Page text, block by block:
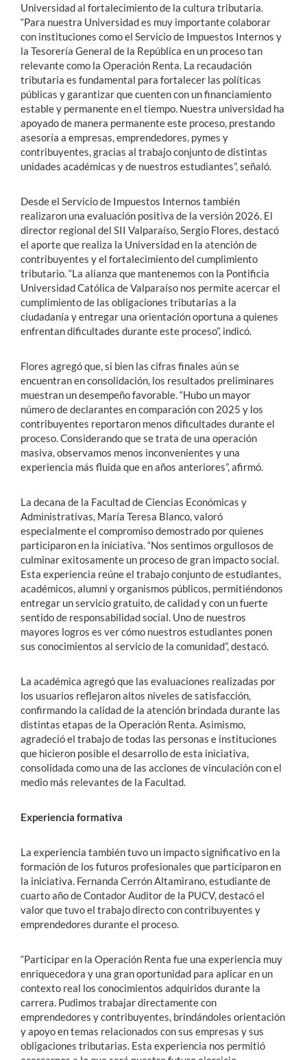
Universidad al fortalecimiento de la cultura tributaria.
“Para nuestra Universidad es muy importante colaborar
con instituciones como el Servicio de Impuestos Internos y
la Tesorería General de la República en un proceso tan
relevante como la Operación Renta. La recaudación
tributaria es fundamental para fortalecer las políticas
públicas y garantizar que cuenten con un financiamiento
estable y permanente en el tiempo. Nuestra universidad ha
apoyado de manera permanente este proceso, prestando
asesoría a empresas, emprendedores, pymes y
contribuyentes, gracias al trabajo conjunto de distintas
unidades académicas y de nuestros estudiantes”, señaló.
Desde el Servicio de Impuestos Internos también
realizaron una evaluación positiva de la versión 2026. El
director regional del SII Valparaíso, Sergio Flores, destacó
el aporte que realiza la Universidad en la atención de
contribuyentes y el fortalecimiento del cumplimiento
tributario. “La alianza que mantenemos con la Pontificia
Universidad Católica de Valparaíso nos permite acercar el
cumplimiento de las obligaciones tributarias a la
ciudadanía y entregar una orientación oportuna a quienes
enfrentan dificultades durante este proceso”, indicó.
Flores agregó que, si bien las cifras finales aún se
encuentran en consolidación, los resultados preliminares
muestran un desempeño favorable. “Hubo un mayor
número de declarantes en comparación con 2025 y los
contribuyentes reportaron menos dificultades durante el
proceso. Considerando que se trata de una operación
masiva, observamos menos inconvenientes y una
experiencia más fluida que en años anteriores”, afirmó.
La decana de la Facultad de Ciencias Económicas y
Administrativas, María Teresa Blanco, valoró
especialmente el compromiso demostrado por quienes
participaron en la iniciativa. “Nos sentimos orgullosos de
culminar exitosamente un proceso de gran impacto social.
Esta experiencia reúne el trabajo conjunto de estudiantes,
académicos, alumni y organismos públicos, permitiéndonos
entregar un servicio gratuito, de calidad y con un fuerte
sentido de responsabilidad social. Uno de nuestros
mayores logros es ver cómo nuestros estudiantes ponen
sus conocimientos al servicio de la comunidad”, destacó.
La académica agregó que las evaluaciones realizadas por
los usuarios reflejaron altos niveles de satisfacción,
confirmando la calidad de la atención brindada durante las
distintas etapas de la Operación Renta. Asimismo,
agradeció el trabajo de todas las personas e instituciones
que hicieron posible el desarrollo de esta iniciativa,
consolidada como una de las acciones de vinculación con el
medio más relevantes de la Facultad.
Experiencia formativa
La experiencia también tuvo un impacto significativo en la
formación de los futuros profesionales que participaron en
la iniciativa. Fernanda Cerrón Altamirano, estudiante de
cuarto año de Contador Auditor de la PUCV, destacó el
valor que tuvo el trabajo directo con contribuyentes y
emprendedores durante el proceso.
“Participar en la Operación Renta fue una experiencia muy
enriquecedora y una gran oportunidad para aplicar en un
contexto real los conocimientos adquiridos durante la
carrera. Pudimos trabajar directamente con
emprendedores y contribuyentes, brindándoles orientación
y apoyo en temas relacionados con sus empresas y sus
obligaciones tributarias. Esta experiencia nos permitió